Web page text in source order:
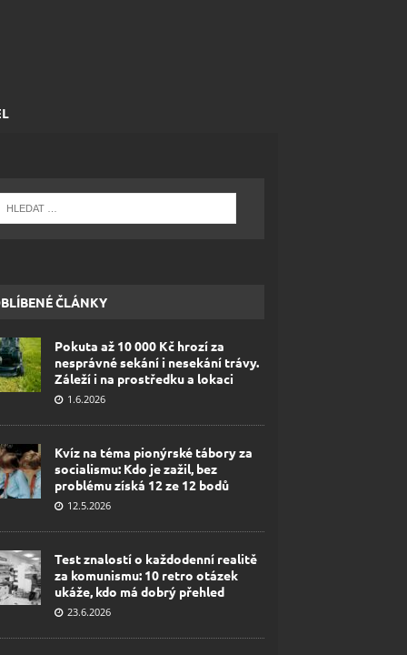
ČLÁNKY
Pokuta až 10 000 Kč hrozí za
nesprávné sekání i nesekání trávy.
Záleží i na prostředku a lokaci
1.6.2026
Kvíz na téma pionýrské tábory za
socialismu: Kdo je zažil, bez
problému získá 12 ze 12 bodů
12.5.2026
Test znalostí o každodenní realitě
za komunismu: 10 retro otázek
ukáže, kdo má dobrý přehled
23.6.2026